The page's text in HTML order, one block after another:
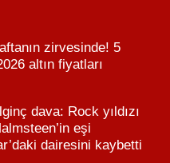
zirvesinde! 5
altın fiyatları
dava: Rock yıldızı
eşi
dairesini kaybetti